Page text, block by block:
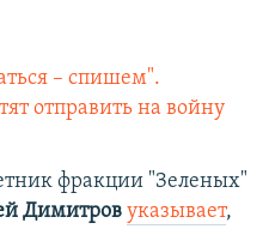
– спишем".
отправить на войну
фракции "Зеленых"
Димитров указывает,